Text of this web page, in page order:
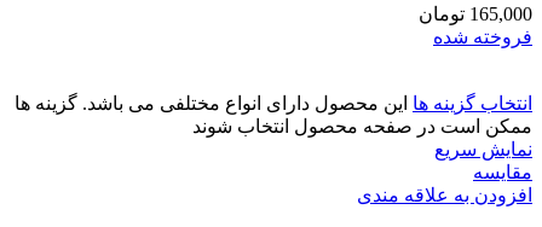
165,000 تومان
فروخته شده
انتخاب گزینه ها این محصول دارای انواع مختلفی می باشد. گزینه ها
ممکن است در صفحه محصول انتخاب شوند
نمایش سریع
مقايسه
افزودن به علاقه مندی